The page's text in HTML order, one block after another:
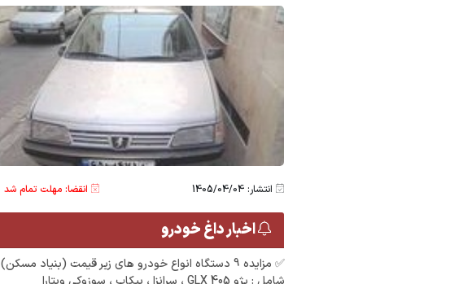
انتشار: 1405/04/04 انقضا: مهلت تمام شد
اخبار داغ خودرو
✅ مزایده 9 دستگاه انواع خودرو های زیر قیمت (بنیاد مسکن)